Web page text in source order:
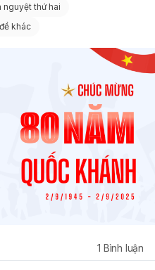
nguyệt thứ hai
khác
1 Bình luận